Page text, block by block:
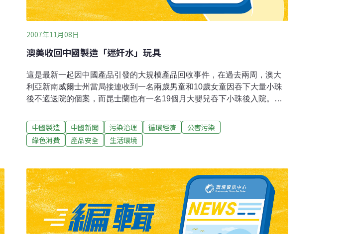
2007年11月08日
澳美收回中國製造「迷奸水」玩具
這是最新一起因中國產品引發的大規模產品回收事件，在過去兩周，澳大
利亞新南威爾士州當局接連收到一名兩歲男童和10歲女童因吞下大量小珠
後不適送院的個案，而昆士蘭也有一名19個月大嬰兒吞下小珠後入院。澳
澳大利亞專家表示，點滴魔法珠拼圖玩具上的小珠含有一種具有催情作用
的化學物，不小心吞進肚內，經過身體的新陳代謝作用後，化學物會轉化
成迷奸水（GHB），嚴重者可導致呼吸困難，甚至死亡。新南威爾士州政
即停止讓兒童接觸這種玩具。目前，澳大利亞各州及領地已下令即時回收
點滴魔法珠。負責進口點滴魔法珠的澳洲穆斯企業（Moose Enterprise）證
實，該公司已回收了一百萬件點滴魔法珠玩具。新南威爾士公平交易廳負
責人說，當局已對中國生產的玩具未能達到設計要求而展開調查。她還
說，那些購
中國製造 中國新聞 污染治理 循環經濟
公害污染
綠色消費
產品安全 生活環境